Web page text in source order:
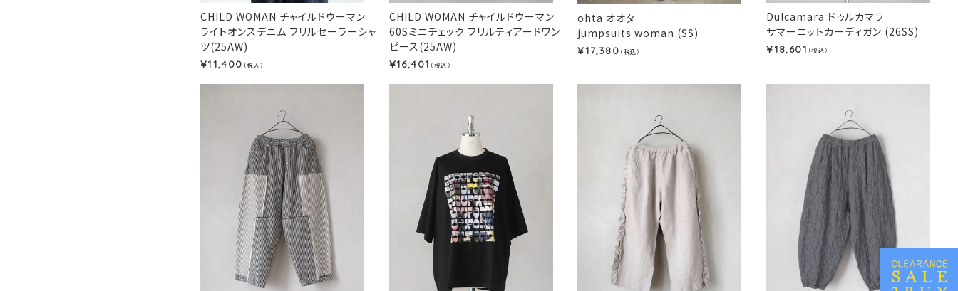
CHILD WOMAN チャイルドウーマン
ライトオンスデニム フリルセーラーシャ
ツ(25AW)
¥11,400 （税込）
CHILD WOMAN チャイルドウーマン
60Sミニチェック フリルティアードワン
ピース(25AW)
¥16,401 （税込）
ohta オオタ
jumpsuits woman (SS)
¥17,380 （税込）
Dulcamara ドゥルカマラ
サマーニットカーディガン (26SS)
¥18,601 （税込）